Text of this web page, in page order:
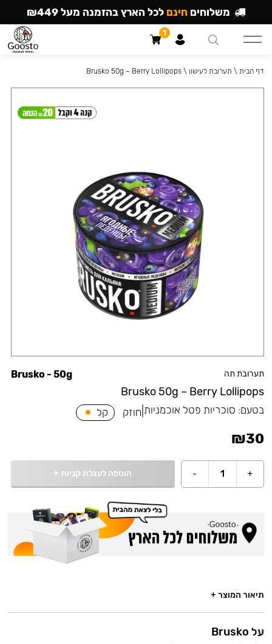
תערובת תה
Brusko 50g – Berry Lollipops
Brusko - 50g
בטעם: סוכריות פטל אוכמניות חוזק קל
₪30
+
1
- הוספה לעגלת קניות +
דף הבית \ תערובת לעישון \
Brusko 50g – Berry Lollipops
תיאור המוצר +
על Brusko
משלוחים חינם לכל הארץ בהזמנה מעל ₪449
1